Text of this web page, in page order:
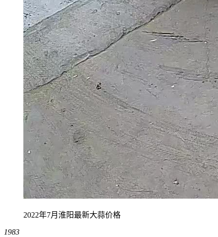
2022年7月淮阳最新大蒜价格
1983